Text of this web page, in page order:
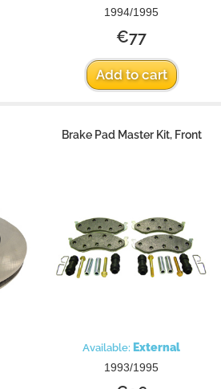
1994/1995
€77
Add to cart
Brake Pad Master Kit, Front
Available: External
1993/1995